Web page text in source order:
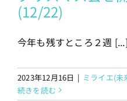
(12/22)
今年も残すところ２週 [...]
2023年12月16日 | ミライエ(未
続きを読む